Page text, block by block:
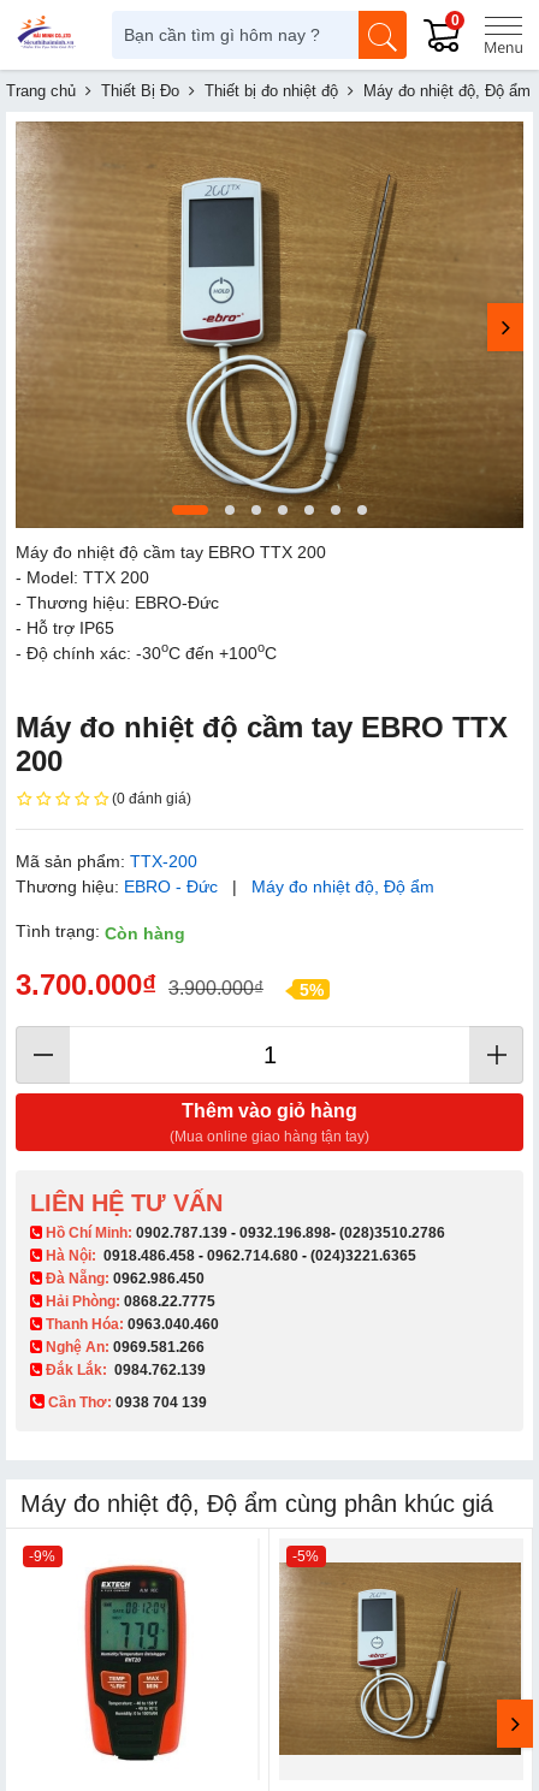
0
Trang chủ Thiết Bị Đo Thiết bị đo nhiệt độ Máy đo nhiệt độ, Độ ẩm
Máy đo nhiệt độ cầm tay EBRO TTX 200
- Model: TTX 200
- Thương hiệu: EBRO-Đức
- Hỗ trợ IP65
- Độ chính xác: -30oC đến +100oC
Máy đo nhiệt độ cầm tay EBRO TTX
200
(0 đánh giá)
Mã sản phẩm: TTX-200
Thương hiệu: EBRO - Đức | Máy đo nhiệt độ, Độ ẩm
Tình trạng: Còn hàng
3.700.000₫ 3.900.000₫ 5%
Thêm vào giỏ hàng
(Mua online giao hàng tận tay)
LIÊN HỆ TƯ VẤN
​ Hồ Chí Minh: 0902.787.139 - 0932.196.898- (028)3510.2786
Hà Nội: 0918.486.458 - 0962.714.680 - (024)3221.6365
Đà Nẵng: 0962.986.450
Hải Phòng: 0868.22.7775
Thanh Hóa: 0963.040.460
Nghệ An: 0969.581.266
Đắk Lắk: 0984.762.139
Cần Thơ: 0938 704 139​
Máy đo nhiệt độ, Độ ẩm cùng phân khúc giá
-9% -5%